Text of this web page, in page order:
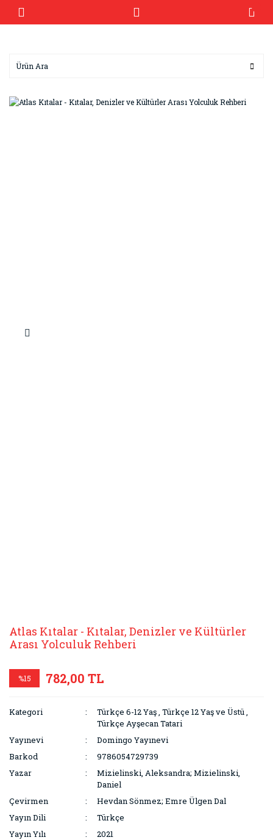
Atlas Kıtalar - Kıtalar, Denizler ve Kültürler
Arası Yolculuk Rehberi
%15 782,00 TL
Kategori Türkçe 6-12 Yaş,Türkçe 12 Yaş ve Üstü,
Türkçe Ayşecan Tatari
Yayınevi
Domingo Yayınevi
Barkod
9786054729739
Yazar
Mizielinski, Aleksandra; Mizielinski,
Daniel
Çevirmen
Hevdan Sönmez; Emre Ülgen Dal
Yayın Dili
Türkçe
Yayın Yılı
2021